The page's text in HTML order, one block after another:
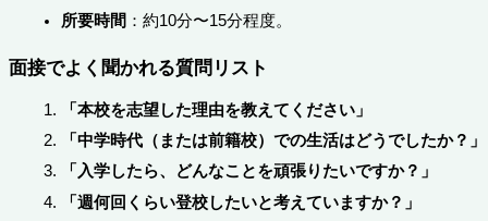
所要時間 ：約10分〜15分程度。
面接でよく聞かれる質問リスト
「本校を志望した理由を教えてください」
「中学時代（または前籍校）での生活はどうでしたか？」
「入学したら、どんなことを頑張りたいですか？」
「週何回くらい登校したいと考えていますか？」